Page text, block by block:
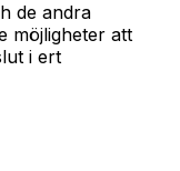
de andra
möjligheter att
i ert